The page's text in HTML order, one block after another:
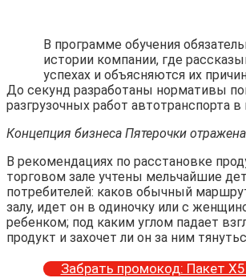
В программе обучения
истории компании, где
успехах и объясняются их
До секунд разработаны нормативы
разгрузочных работ автотранспорта в
Концепция бизнеса Пятерочки
В рекомендациях по расстановке
торговом зале учтены мельчайшие
потребителей: каков обычный
залу, идет он в одиночку или с
ребенком; под каким углом падает
продукт и захочет ли он за ним
Забрать промокод: Пакет Х5